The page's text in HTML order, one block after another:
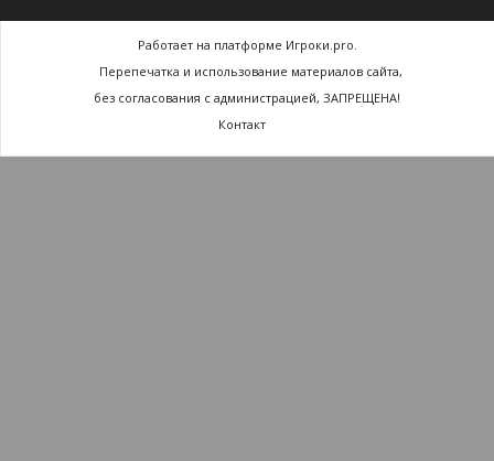
Работает на платформе Игроки.pro.
Перепечатка и использование материалов сайта,
без согласования с администрацией, ЗАПРЕЩЕНА!
Контакт